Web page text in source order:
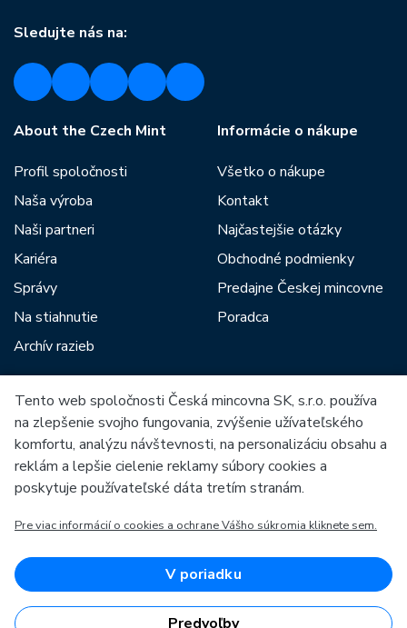
Sledujte nás na:
About the Czech Mint
Profil spoločnosti
Naša výroba
Naši partneri
Kariéra
Správy
Na stiahnutie
Archív razieb
Informácie o nákupe
Všetko o nákupe
Kontakt
Najčastejšie otázky
Obchodné podmienky
Predajne Českej mincovne
Poradca
Medzi našich partnerov patria:
Európska únia
OP Podnikanie a inovácie pre konkurencieschopnosť
Európsky fond pre regionálny rozvoj
Tento web spoločnosti Česká mincovna SK, s.r.o. používa
na zlepšenie svojho fungovania, zvýšenie užívateľského
komfortu, analýzu návštevnosti, na personalizáciu obsahu a
reklám a lepšie cielenie reklamy súbory cookies a
poskytuje používateľské dáta tretím stranám.
Pre viac informácií o cookies a ochrane Vášho súkromia kliknete sem.
V poriadku
Predvoľby